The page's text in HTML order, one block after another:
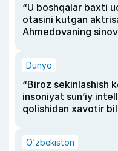
“U boshqalar baxti
otasini kutgan
Ahmedovaning
Dunyo
“Biroz sekinlashish
insoniyat sun’iy
qolishidan xavotir
O‘zbekiston